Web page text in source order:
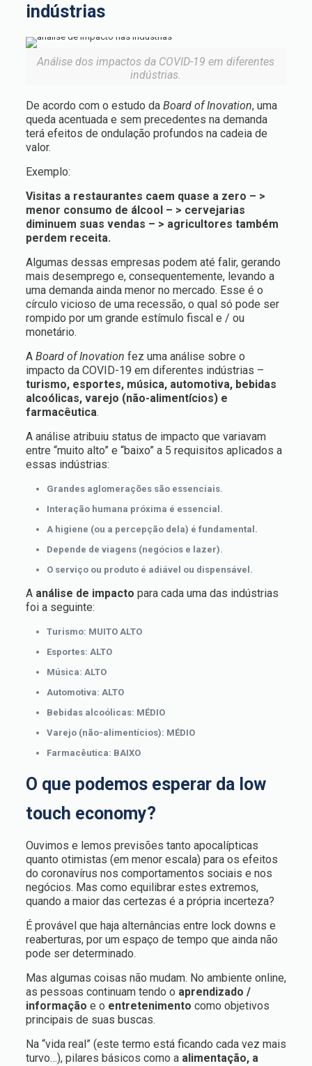
indústrias
Análise dos impactos da COVID-19 em diferentes
indústrias.
De acordo com o estudo da Board of Inovation, uma
queda acentuada e sem precedentes na demanda
terá efeitos de ondulação profundos na cadeia de
valor.
Exemplo:
Visitas a restaurantes caem quase a zero – >
menor consumo de álcool – > cervejarias
diminuem suas vendas – > agricultores também
perdem receita.
Algumas dessas empresas podem até falir, gerando
mais desemprego e, consequentemente, levando a
uma demanda ainda menor no mercado. Esse é o
círculo vicioso de uma recessão, o qual só pode ser
rompido por um grande estímulo fiscal e / ou
monetário.
A Board of Inovation fez uma análise sobre o
impacto da COVID-19 em diferentes indústrias –
turismo, esportes, música, automotiva, bebidas
alcoólicas, varejo (não-alimentícios) e
farmacêutica.
A análise atribuiu status de impacto que variavam
entre “muito alto” e “baixo” a 5 requisitos aplicados a
essas indústrias:
Grandes aglomerações são essenciais.
Interação humana próxima é essencial.
A higiene (ou a percepção dela) é fundamental.
Depende de viagens (negócios e lazer).
O serviço ou produto é adiável ou dispensável.
A análise de impacto para cada uma das indústrias
foi a seguinte:
Turismo: MUITO ALTO
Esportes: ALTO
Música: ALTO
Automotiva: ALTO
Bebidas alcoólicas: MÉDIO
Varejo (não-alimentícios): MÉDIO
Farmacêutica: BAIXO
O que podemos esperar da low
touch economy?
Ouvimos e lemos previsões tanto apocalípticas
quanto otimistas (em menor escala) para os efeitos
do coronavírus nos comportamentos sociais e nos
negócios. Mas como equilibrar estes extremos,
quando a maior das certezas é a própria incerteza?
É provável que haja alternâncias entre lock downs e
reaberturas, por um espaço de tempo que ainda não
pode ser determinado.
Mas algumas coisas não mudam. No ambiente online,
as pessoas continuam tendo o aprendizado /
informação e o entretenimento como objetivos
principais de suas buscas.
Na “vida real” (este termo está ficando cada vez mais
turvo…), pilares básicos como a alimentação, a